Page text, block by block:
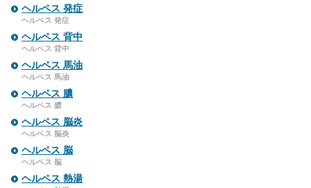
ヘルペス 発症
ヘルペス 発症
ヘルペス 背中
ヘルペス 背中
ヘルペス 馬油
ヘルペス 馬油
ヘルペス 膿
ヘルペス 膿
ヘルペス 脳炎
ヘルペス 脳炎
ヘルペス 脳
ヘルペス 脳
ヘルペス 熱湯